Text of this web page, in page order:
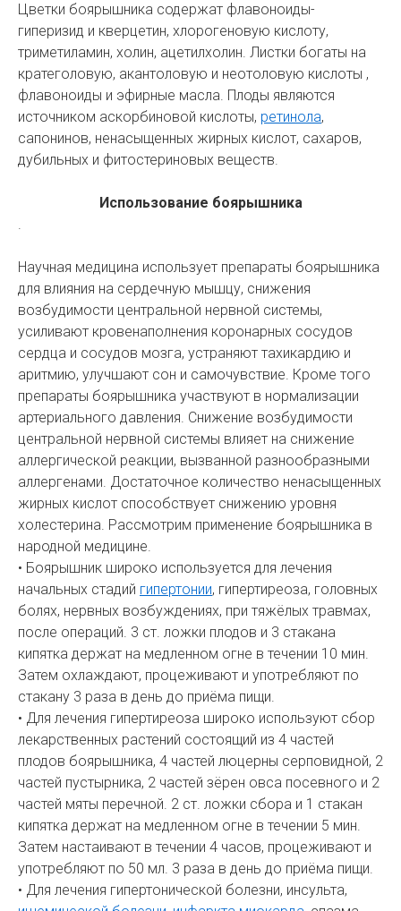
Цветки боярышника содержат флавоноиды-
гиперизид и кверцетин, хлорогеновую кислоту,
триметиламин, холин, ацетилхолин. Листки богаты на
кратеголовую, акантоловую и неотоловую кислоты ,
флавоноиды и эфирные масла. Плоды являются
источником аскорбиновой кислоты, ретинола,
сапонинов, ненасыщенных жирных кислот, сахаров,
дубильных и фитостериновых веществ.
Использование боярышника
.
Научная медицина использует препараты боярышника
для влияния на сердечную мышцу, снижения
возбудимости центральной нервной системы,
усиливают кровенаполнения коронарных сосудов
сердца и сосудов мозга, устраняют тахикардию и
аритмию, улучшают сон и самочувствие. Кроме того
препараты боярышника участвуют в нормализации
артериального давления. Снижение возбудимости
центральной нервной системы влияет на снижение
аллергической реакции, вызванной разнообразными
аллергенами. Достаточное количество ненасыщенных
жирных кислот способствует снижению уровня
холестерина. Рассмотрим применение боярышника в
народной медицине.
• Боярышник широко используется для лечения
начальных стадий гипертонии, гипертиреоза, головных
болях, нервных возбуждениях, при тяжёлых травмах,
после операций. 3 ст. ложки плодов и 3 стакана
кипятка держат на медленном огне в течении 10 мин.
Затем охлаждают, процеживают и употребляют по
стакану 3 раза в день до приёма пищи.
• Для лечения гипертиреоза широко используют сбор
лекарственных растений состоящий из 4 частей
плодов боярышника, 4 частей люцерны серповидной, 2
частей пустырника, 2 частей зёрен овса посевного и 2
частей мяты перечной. 2 ст. ложки сбора и 1 стакан
кипятка держат на медленном огне в течении 5 мин.
Затем настаивают в течении 4 часов, процеживают и
употребляют по 50 мл. 3 раза в день до приёма пищи.
• Для лечения гипертонической болезни, инсульта,